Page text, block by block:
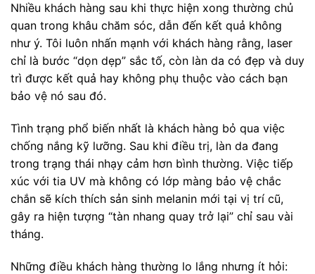
Nhiều khách hàng sau khi thực hiện xong thường chủ
quan trong khâu chăm sóc, dẫn đến kết quả không
như ý. Tôi luôn nhấn mạnh với khách hàng rằng, laser
chỉ là bước “dọn dẹp” sắc tố, còn làn da có đẹp và duy
trì được kết quả hay không phụ thuộc vào cách bạn
bảo vệ nó sau đó.
Tình trạng phổ biến nhất là khách hàng bỏ qua việc
chống nắng kỹ lưỡng. Sau khi điều trị, làn da đang
trong trạng thái nhạy cảm hơn bình thường. Việc tiếp
xúc với tia UV mà không có lớp màng bảo vệ chắc
chắn sẽ kích thích sản sinh melanin mới tại vị trí cũ,
gây ra hiện tượng “tàn nhang quay trở lại” chỉ sau vài
tháng.
Những điều khách hàng thường lo lắng nhưng ít hỏi: